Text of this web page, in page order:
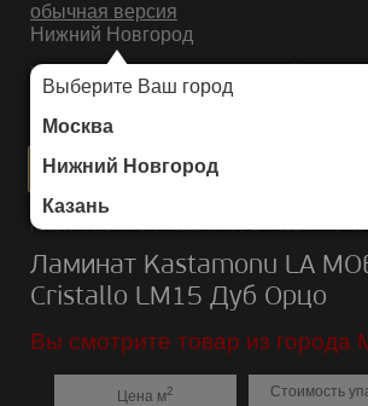
обычная версия
Нижний Новгород
Выберите Ваш город
Москва
Нижний Новгород
Казань
ИНТЕРНЕТ-МАГАЗИН НАПОЛЬНЫХ ПОКРЫТИЙ
Каталог/Ламинат/Kastamonu/LA MOENA Monte
Ламинат Kastamonu LA
Cristallo LM15 Дуб Орцо
Вы смотрите товар из города
Цена м2 Стоимость